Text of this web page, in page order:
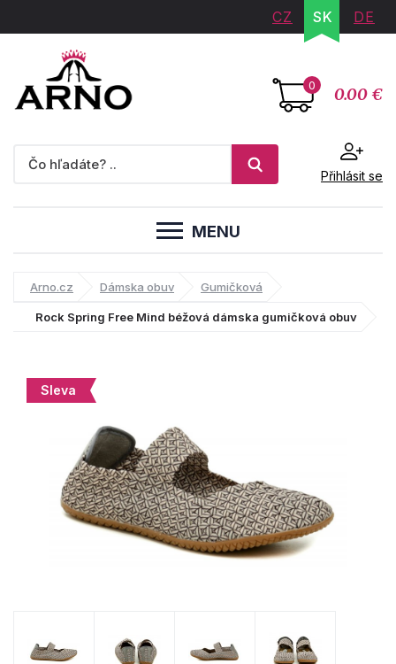
CZ SK DE
0 0.00 €
Přihlásit se
MENU
Arno.cz Dámska obuv Gumičková
Rock Spring Free Mind béžová dámska gumičková obuv
Sleva